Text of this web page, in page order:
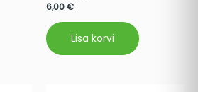
Hinnanguga
5
6,00€
Lisa korvi